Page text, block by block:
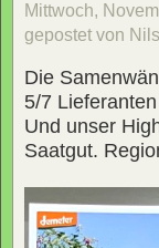
Mittwoch,
gepostet von Nils
Die
5/7
Und unser
Saatgut.